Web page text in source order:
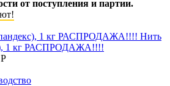
от поступления и партии.
Нить
1 кг РАСПРОДАЖА!!!!